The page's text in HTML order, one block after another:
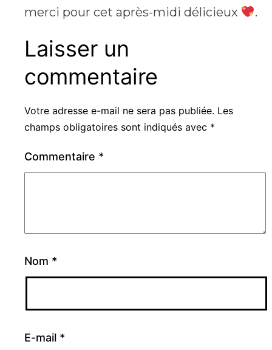
merci pour cet après-midi délicieux
.
Laisser un
commentaire
Votre adresse e-mail ne sera pas publiée. Les
champs obligatoires sont indiqués avec *
Commentaire *
Nom *
E-mail *